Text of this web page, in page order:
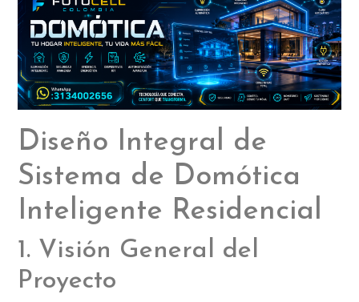
Diseño Integral de
Sistema de Domótica
Inteligente Residencial
1. Visión General del
Proyecto